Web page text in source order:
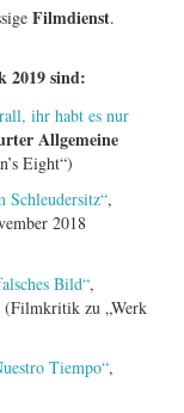
Filmdienst.
2019 sind:
ihr habt es nur
Allgemeine
Eight“)
Schleudersitz“,
2018
Bild“,
(Filmkritik zu „Werk
Tiempo“,